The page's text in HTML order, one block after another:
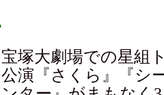
宝塚大劇場での星組
公演『さくら』『シ